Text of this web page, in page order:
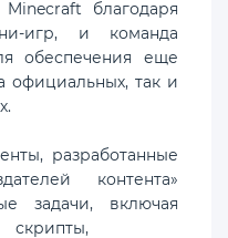
благодаря
игр, и команда
обеспечения еще
официальных, так и
разработанные
контента»
задачи, включая
скрипты,